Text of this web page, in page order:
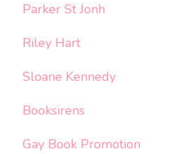
Parker St Jonh
Riley Hart
Sloane Kennedy
Booksirens
Gay Book Promotion